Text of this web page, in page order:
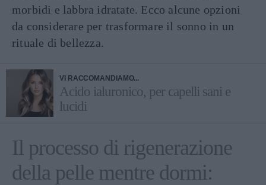
morbidi e labbra idratate. Ecco alcune opzioni
da considerare per trasformare il sonno in un
rituale di bellezza.
VI RACCOMANDIAMO...
Acido ialuronico, per capelli sani e
lucidi
Il processo di rigenerazione
della pelle mentre dormi: